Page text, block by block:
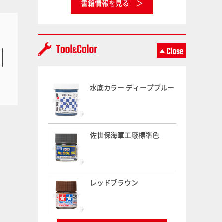
書籍情報を見る
水底カラー ディープブルー
佐世保海軍工廠標準色
レッドブラウン